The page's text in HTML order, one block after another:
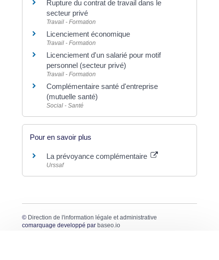
Rupture du contrat de travail dans le
secteur privé
Travail - Formation
Licenciement économique
Travail - Formation
Licenciement d'un salarié pour motif
personnel (secteur privé)
Travail - Formation
Complémentaire santé d'entreprise
(mutuelle santé)
Social - Santé
Pour en savoir plus
La prévoyance complémentaire
Urssaf
© Direction de l'information légale et administrative
comarquage developpé par baseo.io